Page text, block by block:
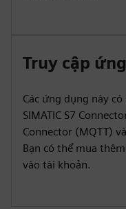
Truy cập
Các ứng dụng này
SIMATIC S7
Connector (MQTT)
Bạn có thể mua
vào tài khoản.